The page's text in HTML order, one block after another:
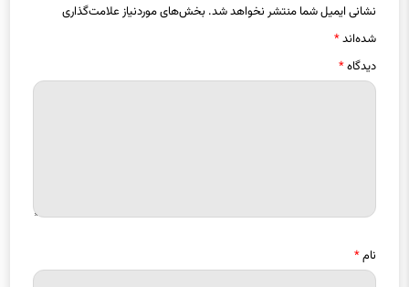
شده‌اند*
دیدگاه*